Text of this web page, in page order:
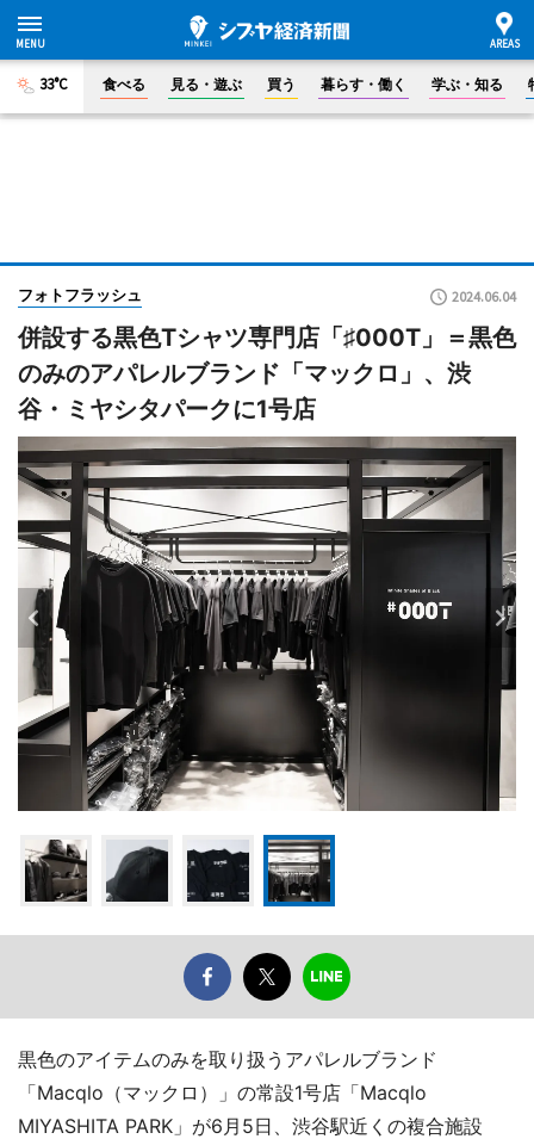
33°C 食べる 見る・遊ぶ 買う 暮らす・働く 学ぶ・知る
フォトフラッシュ 2024.06.04
併設する黒色Tシャツ専門店「♯000T」＝黒色
のみのアパレルブランド「マックロ」、渋
谷・ミヤシタパークに1号店
黒色のアイテムのみを取り扱うアパレルブランド
「Macqlo（マックロ）」の常設1号店「Macqlo
MIYASHITA PARK」が6月5日、渋谷駅近くの複合施設